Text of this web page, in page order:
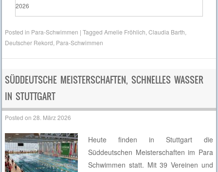
2026
Posted in Para-Schwimmen |TaggedAmelie Fröhlich ,Claudia Barth
Deutscher Rekord Para-Schwimmen
SÜDDEUTSCHE MEISTERSCHAFTEN, SCHNELLES WASSER
IN STUTTGART
Posted on28. März 2026
Heute finden in Stuttgart die
Süddeutschen Meisterschaften im Para
Schwimmen statt. Mit 39 Vereinen und